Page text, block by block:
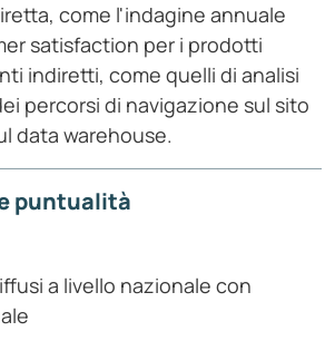
come l'indagine annuale
satisfaction per i prodotti
indiretti, come quelli di analisi
percorsi di navigazione sul sito
data warehouse.
puntualità
a livello nazionale con